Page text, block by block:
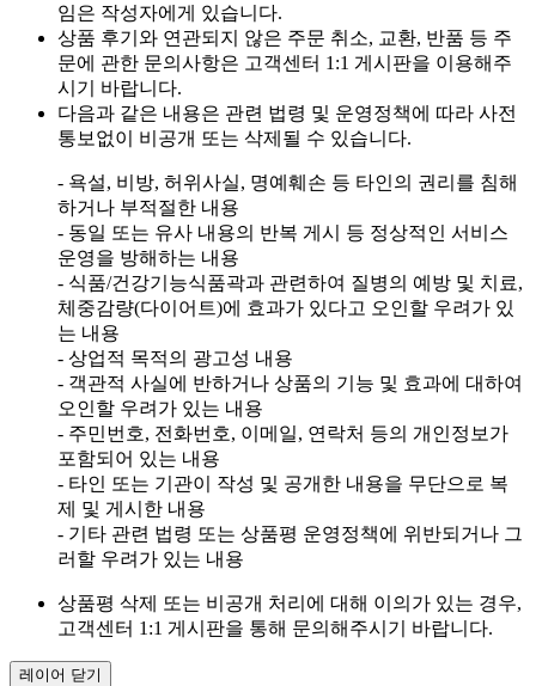
임은 작성자에게 있습니다.
상품 후기와 연관되지 않은 주문 취소, 교환, 반품 등 주
문에 관한 문의사항은 고객센터 1:1 게시판을 이용해주
시기 바랍니다.
다음과 같은 내용은 관련 법령 및 운영정책에 따라 사전
통보없이 비공개 또는 삭제될 수 있습니다.
- 욕설, 비방, 허위사실, 명예훼손 등 타인의 권리를 침해
하거나 부적절한 내용
- 동일 또는 유사 내용의 반복 게시 등 정상적인 서비스
운영을 방해하는 내용
- 식품/건강기능식품곽과 관련하여 질병의 예방 및 치료,
체중감량(다이어트)에 효과가 있다고 오인할 우려가 있
는 내용
- 상업적 목적의 광고성 내용
- 객관적 사실에 반하거나 상품의 기능 및 효과에 대하여
오인할 우려가 있는 내용
- 주민번호, 전화번호, 이메일, 연락처 등의 개인정보가
포함되어 있는 내용
- 타인 또는 기관이 작성 및 공개한 내용을 무단으로 복
제 및 게시한 내용
- 기타 관련 법령 또는 상품평 운영정책에 위반되거나 그
러할 우려가 있는 내용
상품평 삭제 또는 비공개 처리에 대해 이의가 있는 경우,
고객센터 1:1 게시판을 통해 문의해주시기 바랍니다.
레이어 닫기